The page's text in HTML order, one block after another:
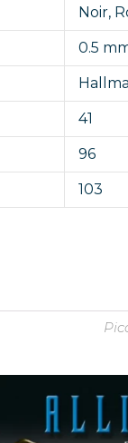
Noir,
0.5
41
96
103